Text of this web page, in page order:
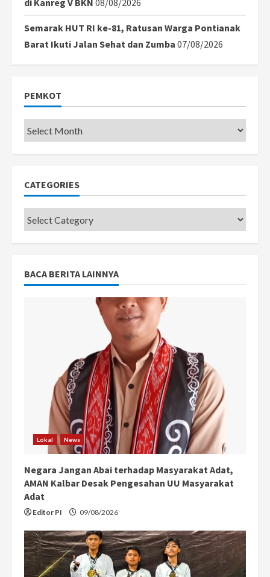
di Kanreg V BKN 08/08/2026
Semarak HUT RI ke-81, Ratusan Warga Pontianak
Barat Ikuti Jalan Sehat dan Zumba 07/08/2026
PEMKOT
Pemkot
CATEGORIES
Categories
BACA BERITA LAINNYA
Lokal News
Negara Jangan Abai terhadap Masyarakat Adat,
AMAN Kalbar Desak Pengesahan UU Masyarakat
Adat
Editor PI 09/08/2026